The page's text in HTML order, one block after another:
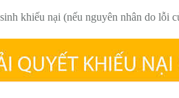
khiếu nại (nếu nguyên nhân do lỗi